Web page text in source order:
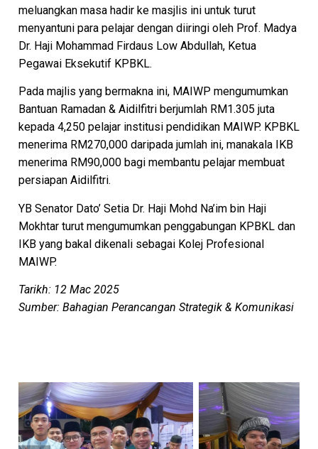
meluangkan masa hadir ke masjlis ini untuk turut
menyantuni para pelajar dengan diiringi oleh Prof. Madya
Dr. Haji Mohammad Firdaus Low Abdullah, Ketua
Pegawai Eksekutif KPBKL.
Pada majlis yang bermakna ini, MAIWP mengumumkan
Bantuan Ramadan & Aidilfitri berjumlah RM1.305 juta
kepada 4,250 pelajar institusi pendidikan MAIWP. KPBKL
menerima RM270,000 daripada jumlah ini, manakala IKB
menerima RM90,000 bagi membantu pelajar membuat
persiapan Aidilfitri.
YB Senator Dato’ Setia Dr. Haji Mohd Na’im bin Haji
Mokhtar turut mengumumkan penggabungan KPBKL dan
IKB yang bakal dikenali sebagai Kolej Profesional
MAIWP.
Tarikh: 12 Mac 2025
Sumber: Bahagian Perancangan Strategik & Komunikasi